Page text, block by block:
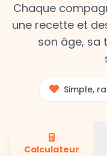
Chaque
une recette et
son âge, sa
Simple,
Calculateur